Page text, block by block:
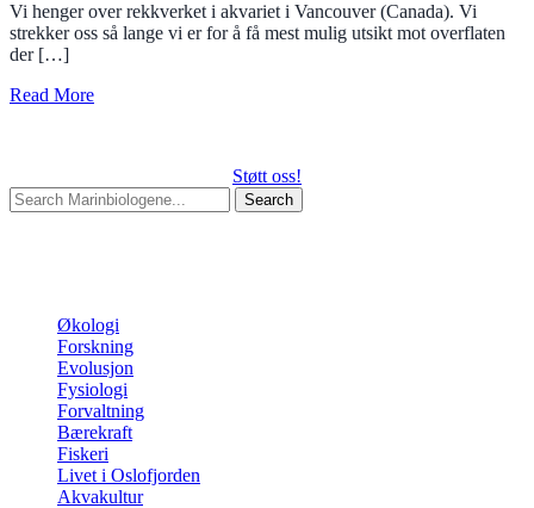
Vi henger over rekkverket i akvariet i Vancouver (Canada). Vi
strekker oss så lange vi er for å få mest mulig utsikt mot overflaten
der […]
Read More
Støtt oss!
Search
for:
Økologi
Forskning
Evolusjon
Fysiologi
Forvaltning
Bærekraft
Fiskeri
Livet i Oslofjorden
Akvakultur